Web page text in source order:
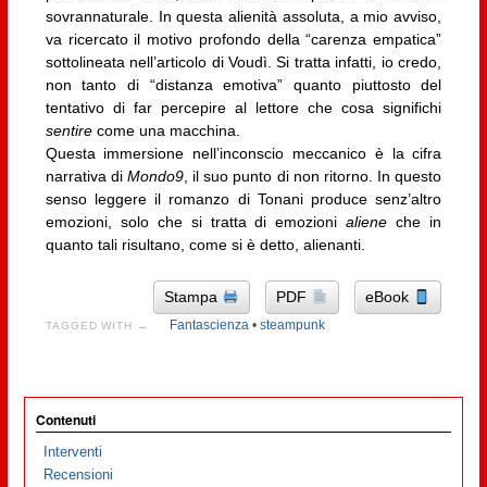
sovrannaturale. In questa alienità assoluta, a mio avviso,
va ricercato il motivo profondo della “carenza empatica”
sottolineata nell’articolo di Voudì. Si tratta infatti, io credo,
non tanto di “distanza emotiva” quanto piuttosto del
tentativo di far percepire al lettore che cosa significhi
sentirecome una macchina.
Questa immersione nell’inconscio meccanico è la cifra
narrativa diMondo9 , il suo punto di non ritorno. In questo
senso leggere il romanzo di Tonani produce senz’altro
emozioni, solo che si tratta di emozionialiene che in
quanto tali risultano, come si è detto, alienanti.
Stampa PDF eBook
TAGGED WITH → Fantascienza •steampunk
Contenuti
Interventi
Recensioni